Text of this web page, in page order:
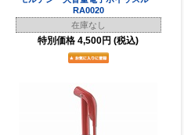
RA0020
在庫なし
特別価格 4,500円 (税込)